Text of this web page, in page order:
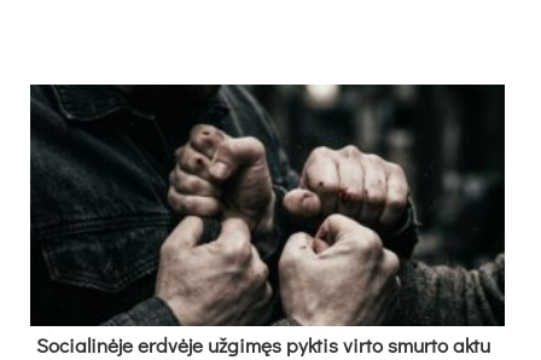
So­cia­li­nė­je erd­vė­je už­gi­męs pyk­tis vir­to smur­to ak­tu